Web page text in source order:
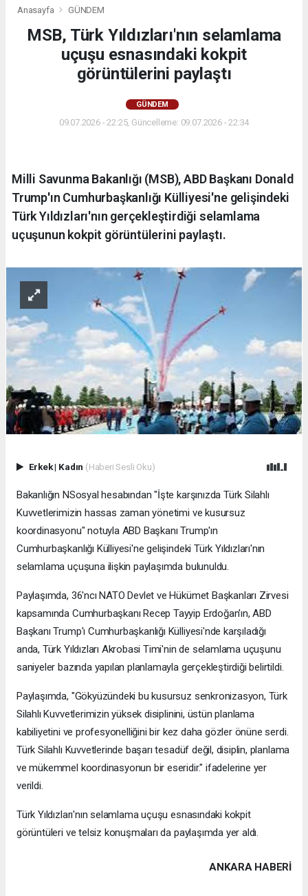
Anasayfa GÜNDEM
MSB, Türk Yıldızları'nın selamlama
uçuşu esnasındaki kokpit
görüntülerini paylaştı
GÜNDEM
09.07.2026 - 22:25, Güncelleme: 09.07.2026 - 22:34
Milli Savunma Bakanlığı (MSB), ABD Başkanı Donald
Trump'ın Cumhurbaşkanlığı Külliyesi'ne gelişindeki
Türk Yıldızları'nın gerçekleştirdiği selamlama
uçuşunun kokpit görüntülerini paylaştı.
Erkek| Kadın (Haberi Sesli Oku)
Bakanlığın NSosyal hesabından "İşte karşınızda Türk Silahlı
Kuvvetlerimizin hassas zaman yönetimi ve kusursuz
koordinasyonu" notuyla ABD Başkanı Trump'ın
Cumhurbaşkanlığı Külliyesi'ne gelişindeki Türk Yıldızları'nın
selamlama uçuşuna ilişkin paylaşımda bulunuldu.
Paylaşımda, 36'ncı NATO Devlet ve Hükümet Başkanları Zirvesi
kapsamında Cumhurbaşkanı Recep Tayyip Erdoğan'ın, ABD
Başkanı Trump'ı Cumhurbaşkanlığı Külliyesi'nde karşıladığı
anda, Türk Yıldızları Akrobasi Timi'nin de selamlama uçuşunu
saniyeler bazında yapılan planlamayla gerçekleştirdiği belirtildi.
Paylaşımda, "Gökyüzündeki bu kusursuz senkronizasyon, Türk
Silahlı Kuvvetlerimizin yüksek disiplinini, üstün planlama
kabiliyetini ve profesyonelliğini bir kez daha gözler önüne serdi.
Türk Silahlı Kuvvetlerinde başarı tesadüf değil, disiplin, planlama
ve mükemmel koordinasyonun bir eseridir." ifadelerine yer
verildi.
Türk Yıldızları'nın selamlama uçuşu esnasındaki kokpit
görüntüleri ve telsiz konuşmaları da paylaşımda yer aldı.
ANKARA HABERİ